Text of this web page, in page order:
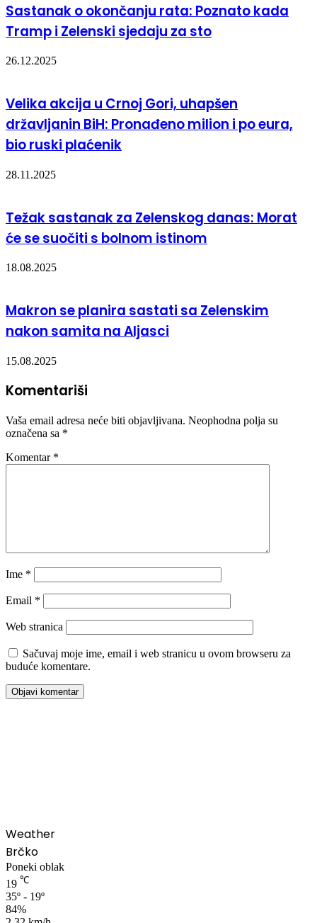
Sastanak o okončanju rata: Poznato kada
Tramp i Zelenski sjedaju za sto
26.12.2025
Velika akcija u Crnoj Gori, uhapšen
državljanin BiH: Pronađeno milion i po eura,
bio ruski plaćenik
28.11.2025
Težak sastanak za Zelenskog danas: Morat
će se suočiti s bolnom istinom
18.08.2025
Makron se planira sastati sa Zelenskim
nakon samita na Aljasci
15.08.2025
Komentariši
Vaša email adresa neće biti objavljivana. Neophodna polja su
označena sa *
Komentar *
Ime *
Email *
Web stranica
Sačuvaj moje ime, email i web stranicu u ovom browseru za
buduće komentare.
Weather
Brčko
Poneki oblak
19 ℃
35º - 19º
84%